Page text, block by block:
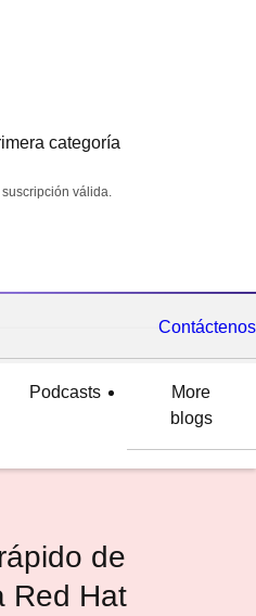
categoría
válida.
Contáctenos
Podcasts
More
blogs
de
Red Hat